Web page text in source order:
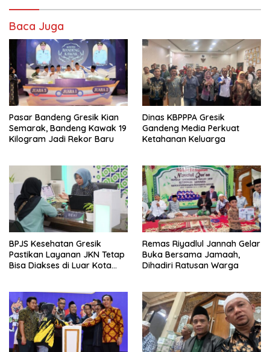
Baca Juga
Pasar Bandeng Gresik Kian
Semarak, Bandeng Kawak 19
Kilogram Jadi Rekor Baru
Dinas KBPPPA Gresik
Gandeng Media Perkuat
Ketahanan Keluarga
BPJS Kesehatan Gresik
Pastikan Layanan JKN Tetap
Bisa Diakses di Luar Kota
Remas Riyadlul Jannah Gelar
Buka Bersama Jamaah,
Dihadiri Ratusan Warga